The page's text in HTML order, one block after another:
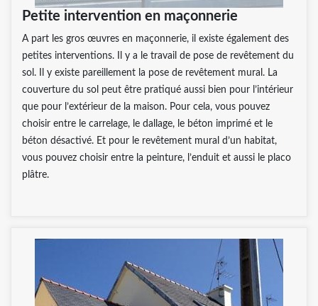
Petite intervention en maçonnerie
A part les gros œuvres en maçonnerie, il existe également des
petites interventions. Il y a le travail de pose de revêtement du
sol. Il y existe pareillement la pose de revêtement mural. La
couverture du sol peut être pratiqué aussi bien pour l’intérieur
que pour l’extérieur de la maison. Pour cela, vous pouvez
choisir entre le carrelage, le dallage, le béton imprimé et le
béton désactivé. Et pour le revêtement mural d’un habitat,
vous pouvez choisir entre la peinture, l’enduit et aussi le placo
plâtre.